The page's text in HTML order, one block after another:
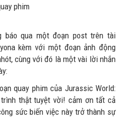
phim
báo qua một đoạn post trên tài
kèm với một đoạn ảnh động
cùng với đó là một vài lời nhắn
quay phim của Jurassic World:
thật tuyệt vời! cảm ơn tất cả
sức biến việc này trở thành sự